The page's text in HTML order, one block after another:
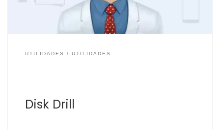
UTILIDADES UTILIDADES
Disk Drill